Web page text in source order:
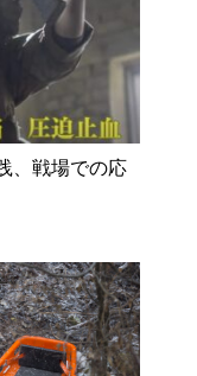
、戦場での応